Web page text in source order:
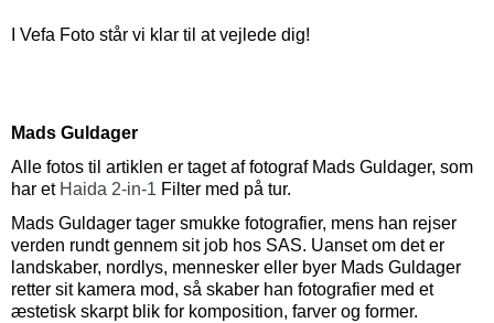
I Vefa Foto står vi klar til at vejlede dig!
Mads Guldager
Alle fotos til artiklen er taget af fotograf Mads Guldager, som
har et Haida 2-in-1 Filter med på tur.
Mads Guldager tager smukke fotografier, mens han rejser
verden rundt gennem sit job hos SAS. Uanset om det er
landskaber, nordlys, mennesker eller byer Mads Guldager
retter sit kamera mod, så skaber han fotografier med et
æstetisk skarpt blik for komposition, farver og former.